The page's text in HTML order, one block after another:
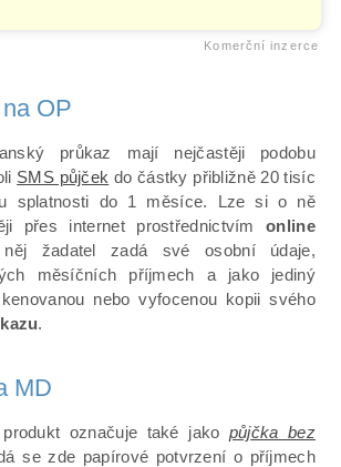
Komerční inzerce
OP
průkaz mají nejčastěji podobu
SMS půjček do částky přibližně 20 tisíc
splatnosti do 1 měsíce. Lze si o ně
přes internet prostřednictvímonline
žadatel zadá své osobní údaje,
měsíčních příjmech a jako jediný
nebo vyfocenou kopii svého
.
MD
označuje také jako půjčka bez
se zde papírové potvrzení o příjmech